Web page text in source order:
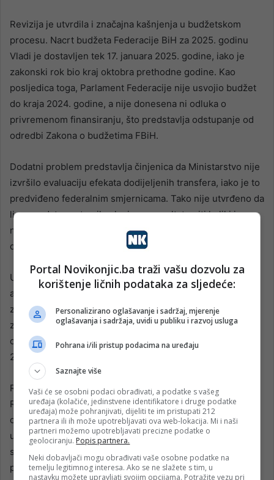
Revizija je utvrdila i značajna kašnjenja u budžetskom
procesu. Nacrt budžeta Federacije BiH za 2025. godinu
Vladi je dostavljen tek 17. januara 2025. godine, iako je
zakonski rok bio kraj oktobra prethodne godine. Kao
posljedica toga, Parlament Federacije nije usvojio budžet
do kraja 2024. godine, a nije donesena ni odluka o
privremenom finansiranju, što predstavlja odstupanje od
odredbi Zakona o budžetima FBiH.
Dodatni problem predstavlja činjenica da Ministarstvo nije
izvršilo evaluaciju efekata dodijeljenih transfera, iako je to
predviđeno federalnim smjernicama. Tako nije utvrđeno da
li su sredstva ostvarila planirane rezultate niti koliki je
njihov stvarni doprinos razvojnim ciljevima zbog kojih su
dodijeljena.
U izvještaju se navodi i da Ministarstvo nije provelo
aktivnosti predviđene strateškim dokumentima i zakonima
za uvođenje međunarodnih računovodstvenih standarda
za javni sektor, iako je njihovo usvajanje planirano još u
okviru Strategije upravljanja javnim finansijama za period
2021–2025. godine.
Revizori su utvrdili i nepravilnosti u oblasti radnih odnosa.
Radno vrijeme zaposlenih nije bilo usklađeno sa Zakonom
o radu i odlukama koje uređuju rad federalnih organa
uprave, dok evidencije o radnom vremenu nisu vođene za
sve zaposlene. Iz sistema evidentiranja bili su izuzeti
pojedini rukovodeći državni službenici i vozači, iako
Portal Novikonjic.ba traži vašu dozvolu za
korištenje ličnih podataka za sljedeće:
Personalizirano oglašavanje i sadržaj, mjerenje
oglašavanja i sadržaja, uvidi u publiku i razvoj usluga
Pohrana i/ili pristup podacima na uređaju
Saznajte više
Vaši će se osobni podaci obrađivati, a podatke s vašeg
uređaja (kolačiće, jedinstvene identifikatore i druge podatke
uređaja) može pohranjivati, dijeliti te im pristupati 212
partnera ili ih može upotrebljavati ova web-lokacija. Mi i naši
partneri možemo upotrebljavati precizne podatke o
geolociranju. Popis partnera.
Neki dobavljači mogu obrađivati vaše osobne podatke na
temelju legitimnog interesa. Ako se ne slažete s tim, u
nastavku možete upravljati svojim opcijama. Potražite vezu pri